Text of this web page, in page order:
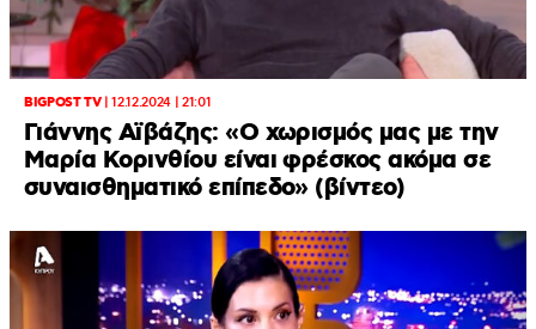
BIGPOST TV|12.12.2024 | 21:01
Γιάννης Αϊβάζης: «Ο χωρισμός μας με την
Μαρία Κορινθίου είναι φρέσκος ακόμα σε
συναισθηματικό επίπεδο» (βίντεο)